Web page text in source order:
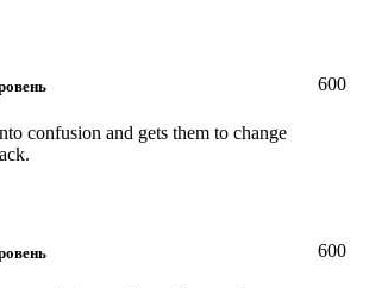
confusion and gets them to change
600
600